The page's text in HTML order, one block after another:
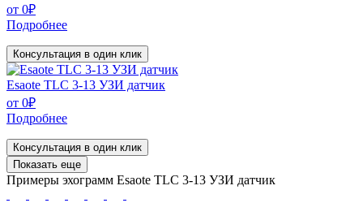
от 0₽
Подробнее
Консультация в один клик
Esaote TLC 3-13 УЗИ датчик
от 0₽
Подробнее
Консультация в один клик
Показать еще
Примеры эхограмм Esaote TLC 3-13 УЗИ датчик